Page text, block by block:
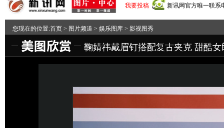
我要投稿 新讯网官方唯一联系
您现在的位置:首页 > 图片频道 > 娱乐图库 > 影视图秀
鞠婧祎戴眉钉搭配复古夹克 甜酷女